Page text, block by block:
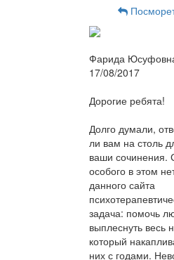
Фарида
17/08/2017
Дорогие ребята!
Долго думали,
ли вам на столь
ваши сочинения.
особого в этом
данного сайта
задача: помочь
выплеснуть весь
который
них с годами.